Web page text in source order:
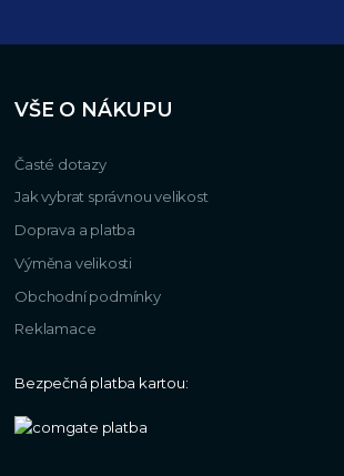
VŠE O NÁKUPU
Časté dotazy
Jak vybrat správnou velikost
Doprava a platba
Výměna velikosti
Obchodní podmínky
Reklamace
Bezpečná platba kartou: